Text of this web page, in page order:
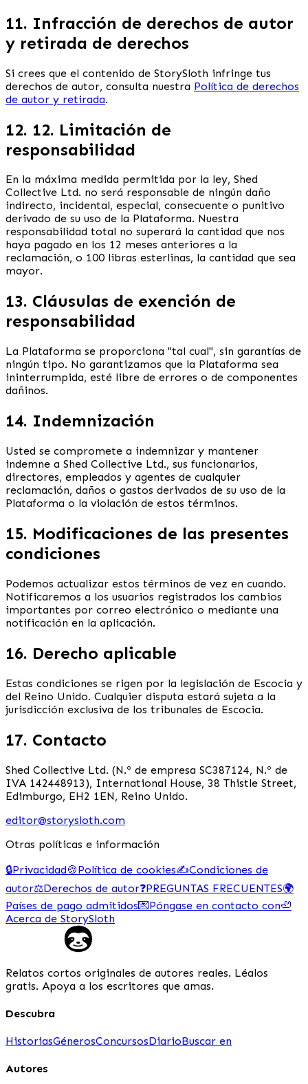
11. Infracción de derechos de autor
y retirada de derechos
Si crees que el contenido de StorySloth infringe tus
derechos de autor, consulta nuestra Política de derechos
de autor y retirada.
12. 12. Limitación de
responsabilidad
En la máxima medida permitida por la ley, Shed
Collective Ltd. no será responsable de ningún daño
indirecto, incidental, especial, consecuente o punitivo
derivado de su uso de la Plataforma. Nuestra
responsabilidad total no superará la cantidad que nos
haya pagado en los 12 meses anteriores a la
reclamación, o 100 libras esterlinas, la cantidad que sea
mayor.
13. Cláusulas de exención de
responsabilidad
La Plataforma se proporciona "tal cual", sin garantías de
ningún tipo. No garantizamos que la Plataforma sea
ininterrumpida, esté libre de errores o de componentes
dañinos.
14. Indemnización
Usted se compromete a indemnizar y mantener
indemne a Shed Collective Ltd., sus funcionarios,
directores, empleados y agentes de cualquier
reclamación, daños o gastos derivados de su uso de la
Plataforma o la violación de estos términos.
15. Modificaciones de las presentes
condiciones
Podemos actualizar estos términos de vez en cuando.
Notificaremos a los usuarios registrados los cambios
importantes por correo electrónico o mediante una
notificación en la aplicación.
16. Derecho aplicable
Estas condiciones se rigen por la legislación de Escocia y
del Reino Unido. Cualquier disputa estará sujeta a la
jurisdicción exclusiva de los tribunales de Escocia.
17. Contacto
Shed Collective Ltd. (N.º de empresa SC387124, N.º de
IVA 142448913), International House, 38 Thistle Street,
Edimburgo, EH2 1EN, Reino Unido.
editor@storysloth.com
Otras políticas e información
🔒Privacidad🍪Política de cookies✍️Condiciones de
autor⚖️Derechos de autor❓PREGUNTAS FRECUENTES🌍
Países de pago admitidos💌Póngase en contacto con🦥
Acerca de StorySloth
Relatos cortos originales de autores reales. Léalos
gratis. Apoya a los escritores que amas.
Descubra
HistoriasGénerosConcursosDiarioBuscar en
Autores